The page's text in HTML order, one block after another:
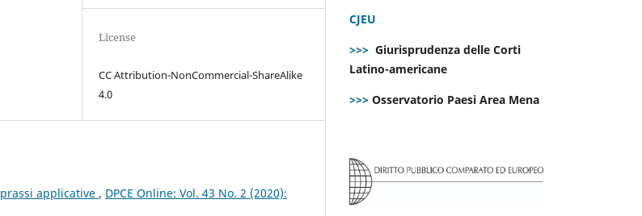
License
CC Attribution-NonCommercial-ShareAlike
4.0
applicative , DPCE Online: Vol. 43 No. 2 (2020):
CJEU
>>> Giurisprudenza delle Corti
Latino-americane
>>> Osservatorio Paesi Area Mena